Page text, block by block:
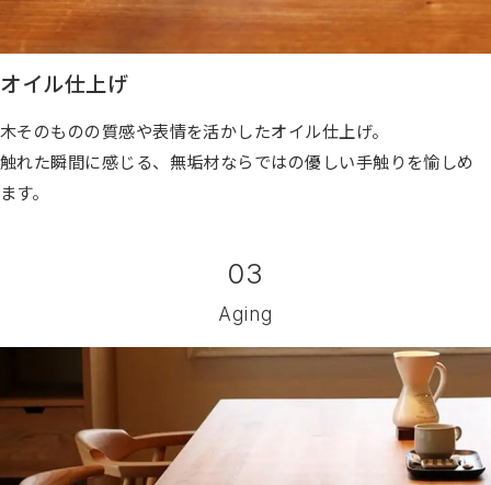
オイル仕上げ
木そのものの質感や表情を活かしたオイル仕上げ。
触れた瞬間に感じる、無垢材ならではの優しい手触りを愉しめ
ます。
03
Aging